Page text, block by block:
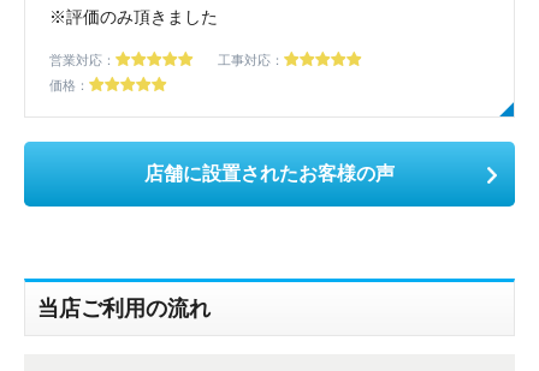
※評価のみ頂きました
営業対応：
工事対応：
価格：
店舗に設置されたお客様の声
当店ご利用の流れ